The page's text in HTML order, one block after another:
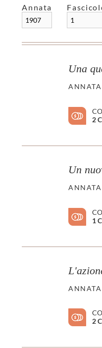
Annata
1907 1
Una
ANNATA
2
Un
ANNATA
1
ANNATA
2